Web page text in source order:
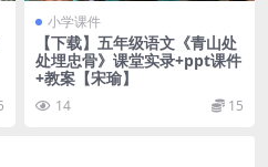
小学课件
【下载】五年级语文《青山处
处埋忠骨》课堂实录+ppt课件
+教案【宋瑜】
14 15